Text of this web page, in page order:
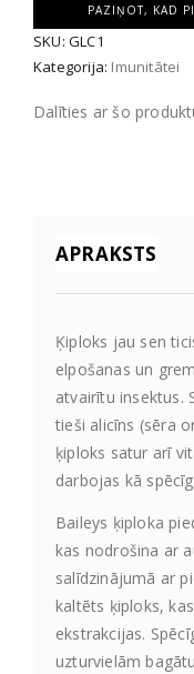
PAZIŅOT, KAD
SKU: GLC1
Kategorija: Imunitātei
Dalīties ar šo
APRAKSTS
Ķiploks jau sen
elpošanas un
atvairītu insektus.
tieši alicīns (sēra
ķiploks satur arī
darbojas kā
Baileys ķiploka
kas nodrošina ar
salīdzinājumā ar
kaltēts ķiploks,
ekstrakcijas.
uzturvielām